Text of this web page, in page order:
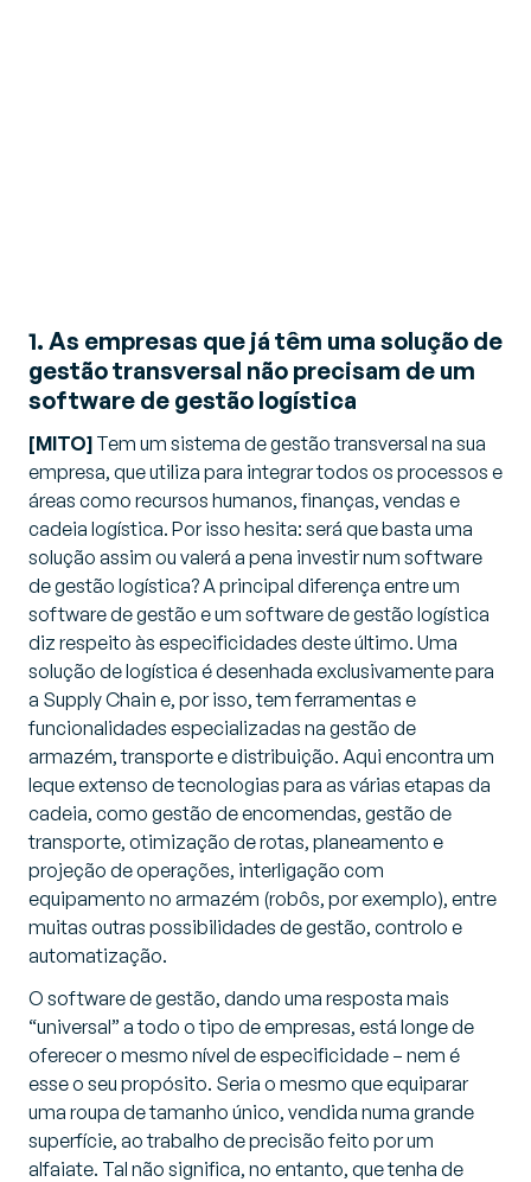
1. As empresas que já têm uma solução de
gestão transversal não precisam de um
software de gestão logística
[MITO] Tem um sistema de gestão transversal na sua
empresa, que utiliza para integrar todos os processos e
áreas como recursos humanos, finanças, vendas e
cadeia logística. Por isso hesita: será que basta uma
solução assim ou valerá a pena investir num software
de gestão logística? A principal diferença entre um
software de gestão e um software de gestão logística
diz respeito às especificidades deste último. Uma
solução de logística é desenhada exclusivamente para
a Supply Chain e, por isso, tem ferramentas e
funcionalidades especializadas na gestão de
armazém, transporte e distribuição. Aqui encontra um
leque extenso de tecnologias para as várias etapas da
cadeia, como gestão de encomendas, gestão de
transporte, otimização de rotas, planeamento e
projeção de operações, interligação com
equipamento no armazém (robôs, por exemplo), entre
muitas outras possibilidades de gestão, controlo e
automatização.
O software de gestão, dando uma resposta mais
“universal” a todo o tipo de empresas, está longe de
oferecer o mesmo nível de especificidade – nem é
esse o seu propósito. Seria o mesmo que equiparar
uma roupa de tamanho único, vendida numa grande
superfície, ao trabalho de precisão feito por um
alfaiate. Tal não significa, no entanto, que tenha de